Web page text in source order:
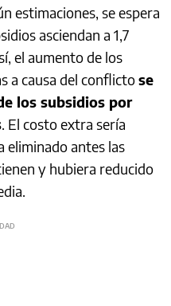
estimaciones, se espera
asciendan a 1,7
el aumento de los
a causa del conflictose
los subsidios por
. El costo extra sería
eliminado antes las
y hubiera reducido